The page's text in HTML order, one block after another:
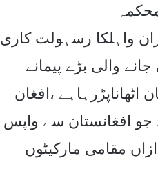
جنس، پولیس اوردیگرایجنسیوںکے 100افسران واہلکا رسہولت کاری
والی بڑے پیمانے
،افغان
جو افغانستان سے واپس
اوربعدازاں مقامی مارکیٹوں